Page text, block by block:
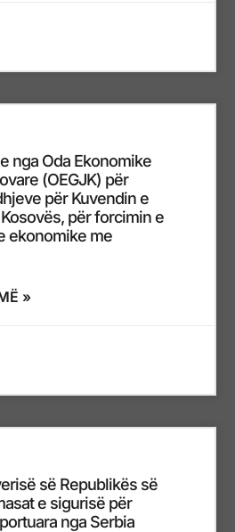
nga Oda Ekonomike
(OEGJK) për
për Kuvendin e
për forcimin e
ekonomike me
»
së Republikës së
e sigurisë për
nga Serbia